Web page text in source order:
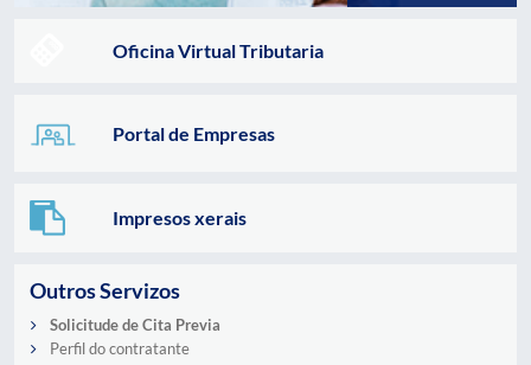
Oficina Virtual Tributaria
Portal de Empresas
Impresos xerais
Outros Servizos
Solicitude de Cita Previa
Perfil do contratante